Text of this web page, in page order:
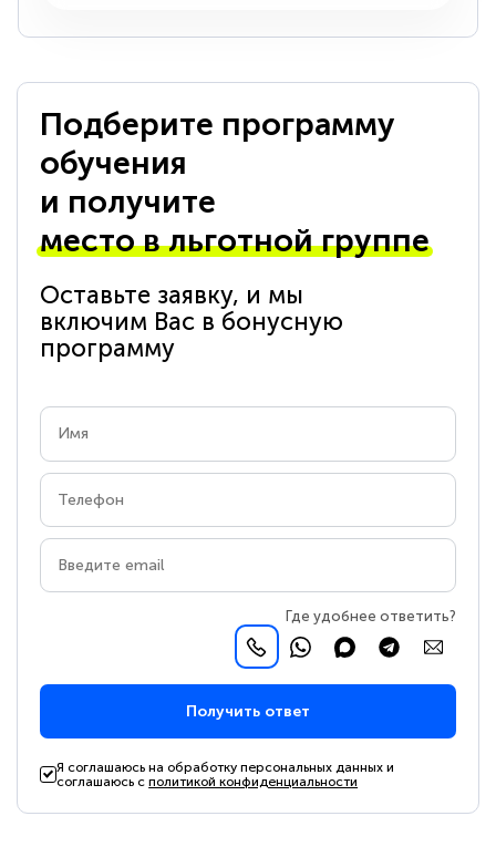
Подберите программу
обучения
и получите
место в льготной группе
Оставьте заявку, и мы
включим Вас в бонусную
программу
Где удобнее ответить?
Получить ответ
Я соглашаюсь на обработку персональных данных и
соглашаюсь сполитикой конфиденциальности